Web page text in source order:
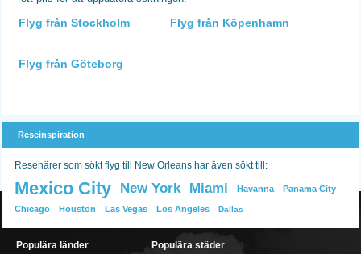
Flyg från Stockholm Flyg från Köpenhamn
Flyg från Göteborg
Reseinspiration
Resenärer som sökt flyg till New Orleans har även sökt till:
Mexico City New York Miami Havanna Panama City
Chicago Houston Las Vegas Los Angeles Dallas
Populära länder
Populära städer